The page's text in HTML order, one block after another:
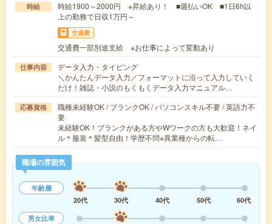
時給
時給1900～2000円 ※昇給あり！ ■週払いOK ■1日6h以
上の勤務で日収1万円～
交通費
交通費一部別途支給 ※お仕事によって変動あり
仕事内容
データ入力・タイピング
＼かんたんデータ入力／フォーマットに沿って入力していく
だけ！雑誌・小説のもくもくデータ入力マニュアル…
応募資格
職種未経験OK / ブランクOK / パソコンスキル不要 / 英語力不
要
未経験OK！ブランクがある方やWワークの方も大歓迎！ネイ
ル＊服装＊髪型自由！学歴不問※異業種からの転…
職場の雰囲気
年齢層
20代
30代 40代 50代
60代
男女比率